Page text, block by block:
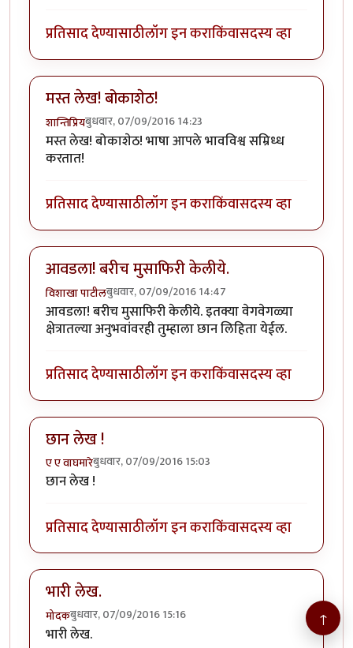
प्रतिसाद देण्यासाठीलॉग इन कराकिंवासदस्य व्हा
मस्त लेख! बोकाशेठ!
शान्तिप्रियबुधवार, 07/09/2016 14:23
मस्त लेख! बोकाशेठ! भाषा आपले भावविश्व सम्रिध्ध
करतात!
प्रतिसाद देण्यासाठीलॉग इन कराकिंवासदस्य व्हा
आवडला! बरीच मुसाफिरी केलीये.
विशाखा पाटीलबुधवार, 07/09/2016 14:47
आवडला! बरीच मुसाफिरी केलीये. इतक्या वेगवेगळ्या
क्षेत्रातल्या अनुभवांवरही तुम्हाला छान लिहिता येईल.
प्रतिसाद देण्यासाठीलॉग इन कराकिंवासदस्य व्हा
छान लेख !
ए ए वाघमारेबुधवार, 07/09/2016 15:03
छान लेख !
प्रतिसाद देण्यासाठीलॉग इन कराकिंवासदस्य व्हा
भारी लेख.
मोदकबुधवार, 07/09/2016 15:16
भारी लेख.
↑